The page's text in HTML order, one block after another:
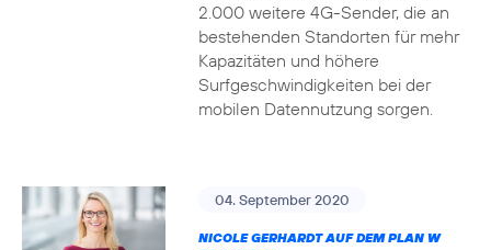
2.000 weitere 4G-Sender, die an
bestehenden Standorten für mehr
Kapazitäten und höhere
Surfgeschwindigkeiten bei der
mobilen Datennutzung sorgen.
04. September 2020
NICOLE GERHARDT AUF DEM PLAN W